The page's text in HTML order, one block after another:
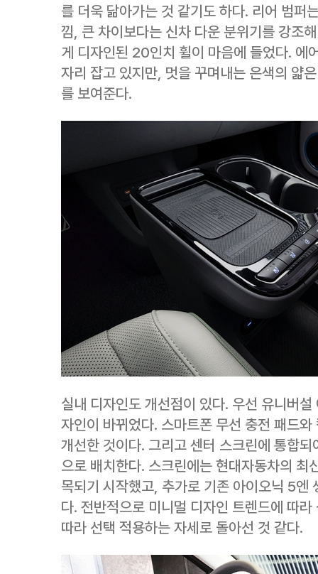
를 더욱 닮아가는 것 같기도 하다. 리어 범퍼
낌, 큰 차이보다는 신차 다운 분위기를 강조
게 디자인된 20인치 휠이 마음에 들었다. 에
자리 잡고 있지만, 멋을 꾸며내는 은색의 얇
를 보여준다.
실내 디자인도 개선점이 있다. 우선 유니버
자인이 바뀌었다. 스마트폰 무선 충전 패드
개선한 것이다. 그리고 센터 스크린에 통합
으로 배치한다. 스크린에는 현대자동차의
목되기 시작했고, 추가로 기존 아이오닉 5엔
다. 전반적으로 미니멀 디자인 트렌드에 따
따라 선택 적용하는 자세로 돌아선 것 같다.